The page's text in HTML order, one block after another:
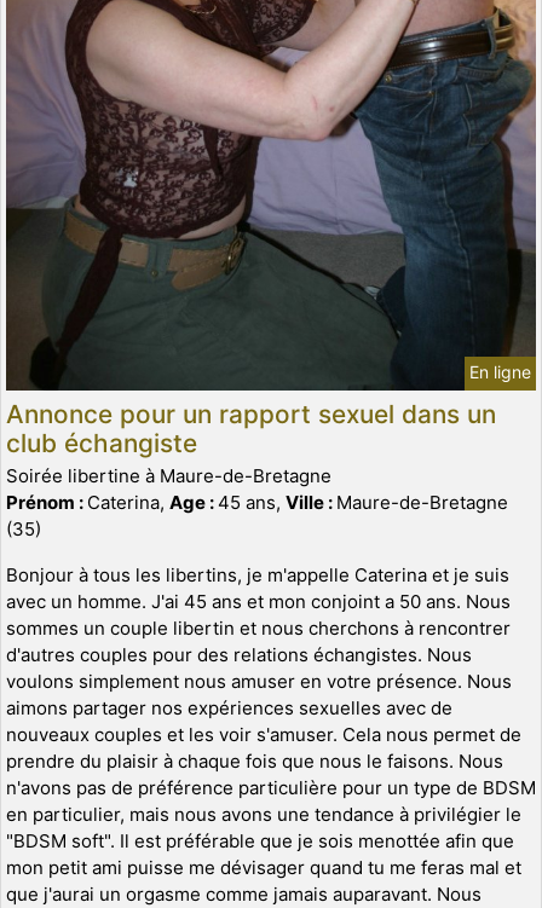
En ligne
Annonce pour un rapport sexuel dans un
club échangiste
Soirée libertine à Maure-de-Bretagne
Prénom : Caterina, Age :45 ans, Ville : Maure-de-Bretagne
(35)
Bonjour à tous les libertins, je m'appelle Caterina et je suis
avec un homme. J'ai 45 ans et mon conjoint a 50 ans. Nous
sommes un couple libertin et nous cherchons à rencontrer
d'autres couples pour des relations échangistes. Nous
voulons simplement nous amuser en votre présence. Nous
aimons partager nos expériences sexuelles avec de
nouveaux couples et les voir s'amuser. Cela nous permet de
prendre du plaisir à chaque fois que nous le faisons. Nous
n'avons pas de préférence particulière pour un type de BDSM
en particulier, mais nous avons une tendance à privilégier le
"BDSM soft". Il est préférable que je sois menottée afin que
mon petit ami puisse me dévisager quand tu me feras mal et
que j'aurai un orgasme comme jamais auparavant. Nous